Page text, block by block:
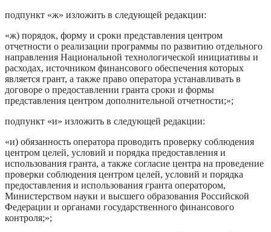
подпункт «ж» изложить в следующей редакции:
«ж) порядок, форму и сроки представления центром
отчетности о реализации программы по развитию отдельного
направления Национальной технологической инициативы и
расходах, источником финансового обеспечения которых
является грант, а также право оператора устанавливать в
договоре о предоставлении гранта сроки и формы
представления центром дополнительной отчетности;»;
подпункт «и» изложить в следующей редакции:
«и) обязанность оператора проводить проверку соблюдения
центром целей, условий и порядка предоставления и
использования гранта, а также согласие центра на проведение
проверки соблюдения центром целей, условий и порядка
предоставления и использования гранта оператором,
Министерством науки и высшего образования Российской
Федерации и органами государственного финансового
контроля;»;